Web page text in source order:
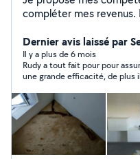
compléter mes
entretien de massifs...),
(électricité, plomberie,
propose également la
Dernier avis laissé par
Il y a plus de 6 mois
Rudy a tout fait pour pour
une grande efficacité, de
recommandons sans hésiter!